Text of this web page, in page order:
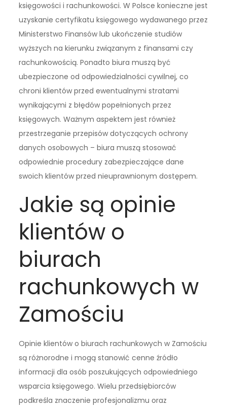
księgowości i rachunkowości. W Polsce konieczne jest
uzyskanie certyfikatu księgowego wydawanego przez
Ministerstwo Finansów lub ukończenie studiów
wyższych na kierunku związanym z finansami czy
rachunkowością. Ponadto biura muszą być
ubezpieczone od odpowiedzialności cywilnej, co
chroni klientów przed ewentualnymi stratami
wynikającymi z błędów popełnionych przez
księgowych. Ważnym aspektem jest również
przestrzeganie przepisów dotyczących ochrony
danych osobowych – biura muszą stosować
odpowiednie procedury zabezpieczające dane
swoich klientów przed nieuprawnionym dostępem.
Jakie są opinie
klientów o
biurach
rachunkowych w
Zamościu
Opinie klientów o biurach rachunkowych w Zamościu
są różnorodne i mogą stanowić cenne źródło
informacji dla osób poszukujących odpowiedniego
wsparcia księgowego. Wielu przedsiębiorców
podkreśla znaczenie profesjonalizmu oraz